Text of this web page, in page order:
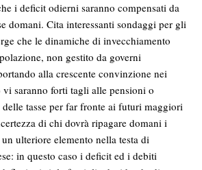
i deficit odierni saranno compensati da
domani. Cita interessanti sondaggi per gli
che le dinamiche di invecchiamento
non gestito da governi
alla crescente convinzione nei
saranno forti tagli alle pensioni o
tasse per far fronte ai futuri maggiori
di chi dovrà ripagare domani i
ulteriore elemento nella testa di
in questo caso i deficit ed i debiti